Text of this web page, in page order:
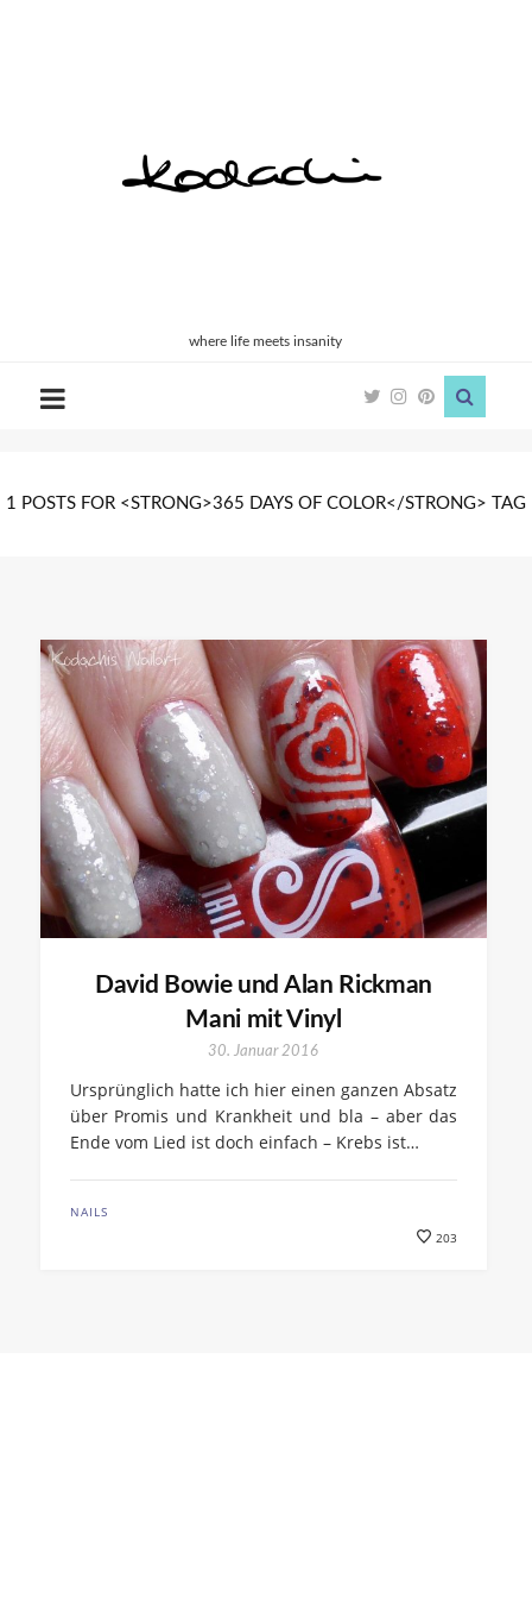
where life meets insanity
1 POSTS FOR <STRONG>365 DAYS OF COLOR</STRONG> TAG
David Bowie und Alan Rickman
Mani mit Vinyl
30. Januar 2016
Ursprünglich hatte ich hier einen ganzen Absatz
über Promis und Krankheit und bla – aber das
Ende vom Lied ist doch einfach – Krebs ist…
NAILS
203